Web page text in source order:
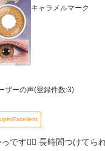
キャラメルマーク
ザーの声(登録件数:3)
です👍🏻 長時間つけてら